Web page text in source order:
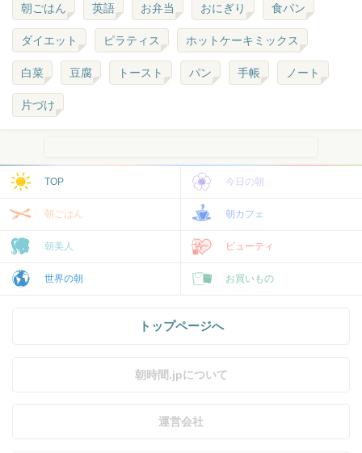
朝ごはん 英語 お弁当 おにぎり 食パン
ダイエット ピラティス ホットケーキミックス
白菜 豆腐 トースト パン 手帳 ノート
片づけ
TOP 今日の朝
朝ごはん 朝カフェ
朝美人 ビューティ
世界の朝 お買いもの
トップページへ
朝時間.jpについて
運営会社